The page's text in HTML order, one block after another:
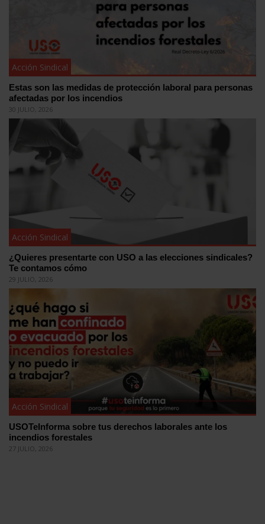
Acción Sindical
Estas son las medidas de protección laboral para personas
afectadas por los incendios
30 JULIO, 2026
Acción Sindical
¿Quieres presentarte con USO a las elecciones sindicales?
Te contamos cómo
29 JULIO, 2026
Acción Sindical
USOTeInforma sobre tus derechos laborales ante los
incendios forestales
27 JULIO, 2026